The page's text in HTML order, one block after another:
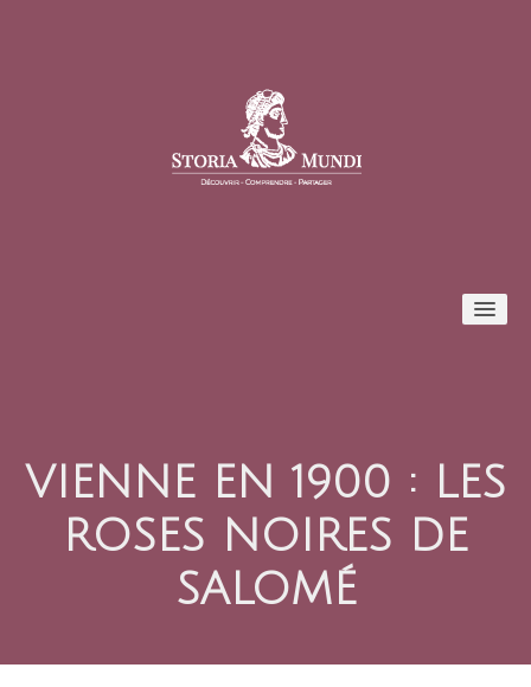
Inscription / Connexion
VIENNE EN 1900 : LES
ROSES NOIRES DE
SALOMÉ